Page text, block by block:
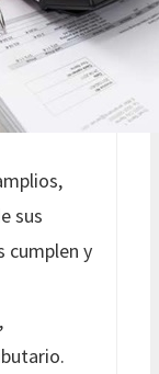
sus
cumplen y